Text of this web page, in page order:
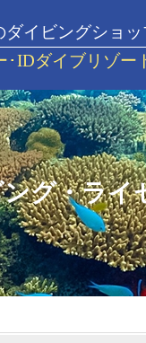
ダイビングショッ
･IDダイブリゾー
グ・ライ